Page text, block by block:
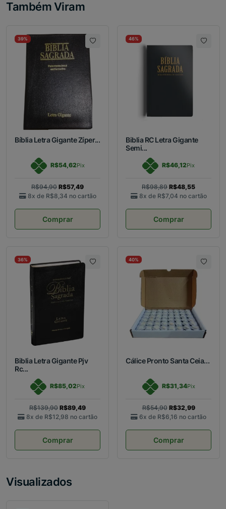
Também Viram
39%
Bíblia Letra Gigante Zíper...
R$54,62Pix
R$94,90 R$57,49
8x de R$8,34 no cartão
Comprar
46%
Biblia RC Letra Gigante
Semi...
R$46,12Pix
R$98,89 R$48,55
8x de R$7,04 no cartão
Comprar
36%
Biblia Letra Gigante Pjv
Rc...
R$85,02Pix
R$139,90 R$89,49
8x de R$12,98 no cartão
Comprar
40%
Cálice Pronto Santa Ceia...
R$31,34Pix
R$54,90 R$32,99
6x de R$6,16 no cartão
Comprar
Visualizados